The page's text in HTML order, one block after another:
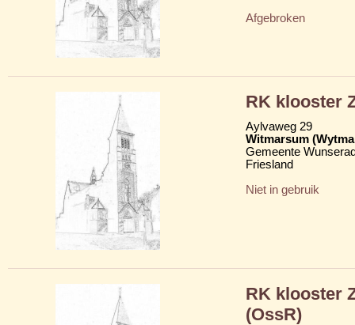
Afgebroken
RK klooster
Aylvaweg 29
Witmarsum
Gemeente
Friesland
Niet in gebruik
RK klooster
(OssR)